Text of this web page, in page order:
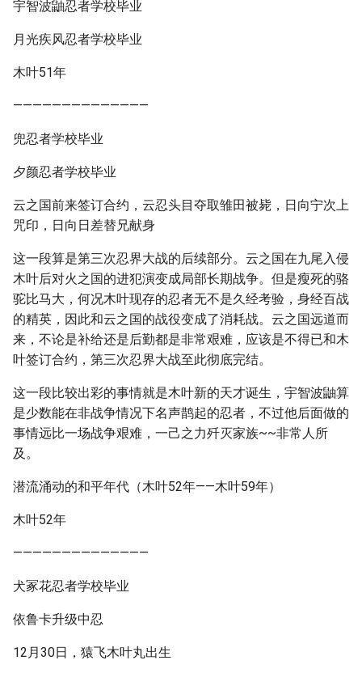
宇智波鼬忍者学校毕业
月光疾风忍者学校毕业
木叶51年
——————————————
兜忍者学校毕业
夕颜忍者学校毕业
云之国前来签订合约，云忍头目夺取雏田被毙，日向宁次上
咒印，日向日差替兄献身
这一段算是第三次忍界大战的后续部分。云之国在九尾入侵
木叶后对火之国的进犯演变成局部长期战争。但是瘦死的骆
驼比马大，何况木叶现存的忍者无不是久经考验，身经百战
的精英，因此和云之国的战役变成了消耗战。云之国远道而
来，不论是补给还是后勤都是非常艰难，应该是不得已和木
叶签订合约，第三次忍界大战至此彻底完结。
这一段比较出彩的事情就是木叶新的天才诞生，宇智波鼬算
是少数能在非战争情况下名声鹊起的忍者，不过他后面做的
事情远比一场战争艰难，一己之力歼灭家族~~非常人所
及。
潜流涌动的和平年代（木叶52年——木叶59年）
木叶52年
——————————————
犬冢花忍者学校毕业
依鲁卡升级中忍
12月30日，猿飞木叶丸出生